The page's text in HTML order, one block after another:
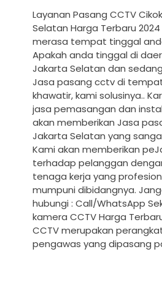
Layanan Pasang CCTV
Selatan Harga Terbaru
merasa tempat tinggal
Apakah anda tinggal di
Jakarta Selatan dan
Jasa pasang cctv di
khawatir, kami solusinya..
jasa pemasangan dan
akan memberikan Jasa
Jakarta Selatan yang
Kami akan memberikan
terhadap pelanggan
tenaga kerja yang
mumpuni dibidangnya.
hubungi : Call/WhatsApp
kamera CCTV Harga
CCTV merupakan
pengawas yang dipasang